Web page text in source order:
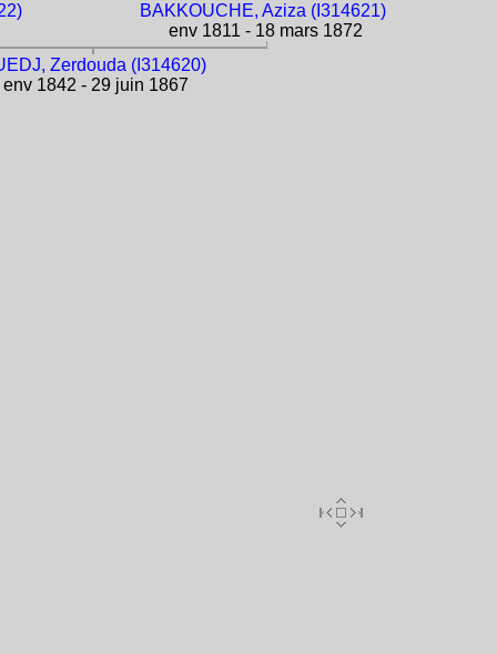
BAKKOUCHE, Aziza (I314621)
env 1811 - 18 mars 1872
Zerdouda (I314620)
1842 - 29 juin 1867